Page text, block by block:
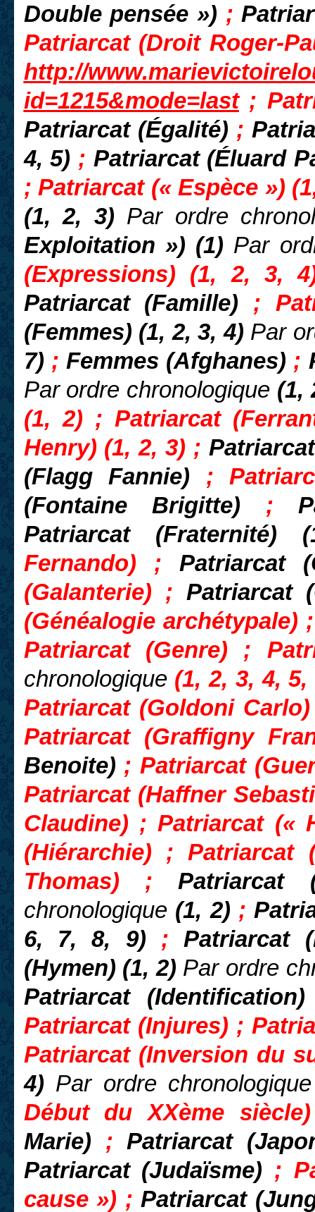
Double pensée ») ;
Patriarcat (Droit Roger-
http://
id=1215&mode=last;
Patriarcat (Égalité) ;
4, 5) ; Patriarcat (Éluard
; Patriarcat (« Espèce »)
(1, 2, 3) Par ordre
Exploitation ») (1) Par
(Expressions) (1, 2, 3,
Patriarcat (Famille) ;
(Femmes) (1, 2, 3, 4) Par
7) ; Femmes (Afghanes) ;
Par ordre chronologique (1,
(1, 2) ; Patriarcat
Henry) (1, 2, 3) ;
(Flagg Fannie)
;
(Fontaine Brigitte) ;
Patriarcat
Fernando) ; Patriarcat
(Galanterie) ; Patriarcat
(Généalogie archétypale)
Patriarcat (Genre) ;
chronologique (1, 2, 3, 4,
Patriarcat (Goldoni
Patriarcat (Graffigny
Benoite) ; Patriarcat
Patriarcat (Haffner
Claudine) ; Patriarcat («
(Hiérarchie) ; Patriarcat
Thomas) ;
chronologique (1, 2) ;
6, 7, 8, 9) ;Patriarcat
(Hymen) (1, 2) Par ordre
Patriarcat
Patriarcat (Injures) ;
Patriarcat (Inversion du
4) Par ordre chronologique
Début du XXème
Marie) ;Patriarcat
Patriarcat (Judaïsme) ;
cause ») ;Patriarcat